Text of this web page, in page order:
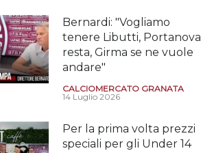
Bernardi: "Vogliamo
tenere Libutti, Portanova
resta, Girma se ne vuole
andare"
CALCIOMERCATO GRANATA
14 Luglio 2026
Per la prima volta prezzi
speciali per gli Under 14